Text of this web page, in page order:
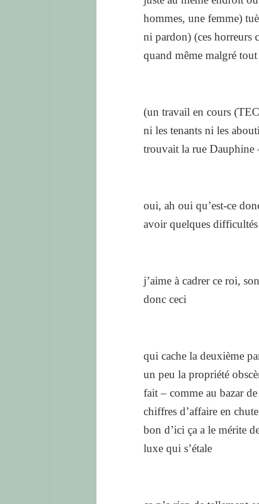
hommes, une femme)
ni pardon) (ces horreurs
quand même malgré
(un travail en cours
ni les tenants ni les
trouvait la rue Dauphine
oui, ah oui qu’est-ce
avoir quelques
j’aime à cadrer ce roi,
donc ceci
qui cache la deuxième
un peu la propriété
fait – comme au bazar
chiffres d’affaire en
bon d’ici ça a le mérite
luxe qui s’étale